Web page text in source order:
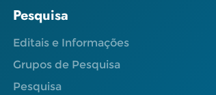
Pesquisa
Editais e Informações
Grupos de Pesquisa
Pesquisa